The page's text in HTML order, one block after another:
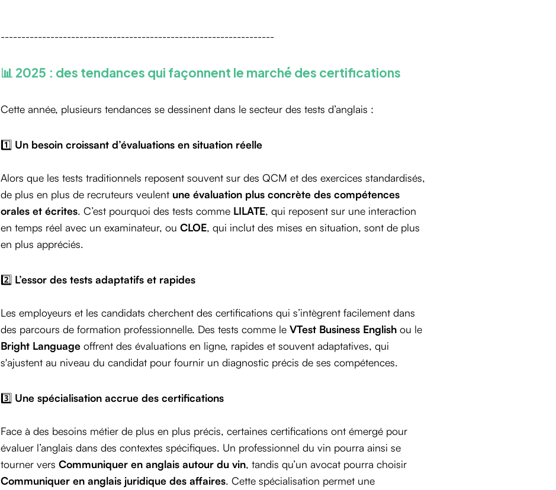
------------------------------------------------------------------
📊 2025 : des tendances qui façonnent le marché des certifications
Cette année, plusieurs tendances se dessinent dans le secteur des tests d’anglais :
1️⃣ Un besoin croissant d’évaluations en situation réelle
Alors que les tests traditionnels reposent souvent sur des QCM et des exercices standardisés,
de plus en plus de recruteurs veulent une évaluation plus concrète des compétences
orales et écrites. C’est pourquoi des tests comme LILATE, qui reposent sur une interaction
en temps réel avec un examinateur, ou CLOE, qui inclut des mises en situation, sont de plus
en plus appréciés.
2️⃣ L’essor des tests adaptatifs et rapides
Les employeurs et les candidats cherchent des certifications qui s’intègrent facilement dans
des parcours de formation professionnelle. Des tests comme le VTest Business Englishou le
Bright Languageoffrent des évaluations en ligne, rapides et souvent adaptatives, qui
s'ajustent au niveau du candidat pour fournir un diagnostic précis de ses compétences.
3️⃣ Une spécialisation accrue des certifications
Face à des besoins métier de plus en plus précis, certaines certifications ont émergé pour
évaluer l’anglais dans des contextes spécifiques. Un professionnel du vin pourra ainsi se
tourner vers Communiquer en anglais autour du vin, tandis qu’un avocat pourra choisir
Communiquer en anglais juridique des affaires. Cette spécialisation permet une